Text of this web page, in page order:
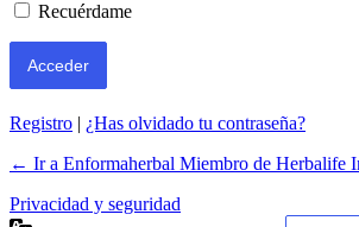
Recuérdame
Registro | ¿Has olvidado tu contraseña?
← Ir a Enformaherbal Miembro de Herbalife
Privacidad y seguridad